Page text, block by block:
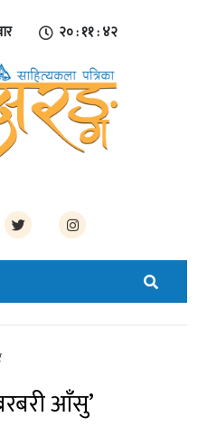
२० : ११ : ४२
आँसु’